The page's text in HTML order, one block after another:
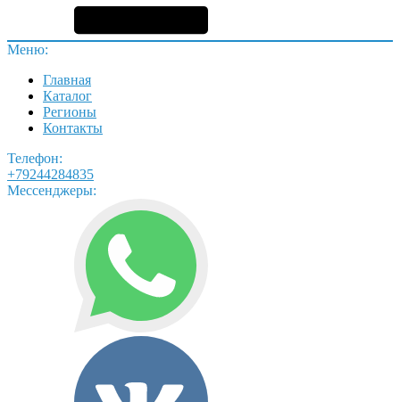
Меню:
Главная
Каталог
Регионы
Контакты
Телефон:
+79244284835
Мессенджеры: